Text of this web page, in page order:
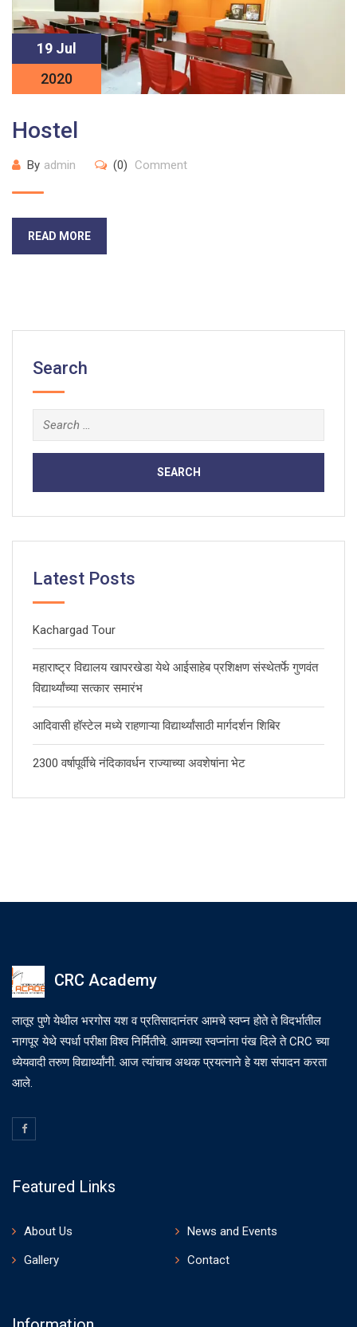
19 Jul
2020
Hostel
By admin (0) Comment
READ MORE
Search
Search
for:
Latest Posts
Kachargad Tour
महाराष्ट्र विद्यालय खापरखेडा येथे आईसाहेब प्रशिक्षण संस्थेतर्फे गुणवंत
विद्यार्थ्यांच्या सत्कार समारंभ
आदिवासी हॉस्टेल मध्ये राहणाऱ्या विद्यार्थ्यांसाठी मार्गदर्शन शिबिर
2300 वर्षापूर्वीचे नंदिकावर्धन राज्याच्या अवशेषांना भेट
CRC Academy
लातूर पुणे येथील भरगोस यश व प्रतिसादानंतर आमचे स्वप्न होते ते विदर्भातील
नागपूर येथे स्पर्धा परीक्षा विश्व निर्मितीचे. आमच्या स्वप्नांना पंख दिले ते CRC च्या
ध्येयवादी तरुण विद्यार्थ्यांनी. आज त्यांचाच अथक प्रयत्नाने हे यश संपादन करता
आले.
Featured Links
About Us
News and Events
Gallery
Contact